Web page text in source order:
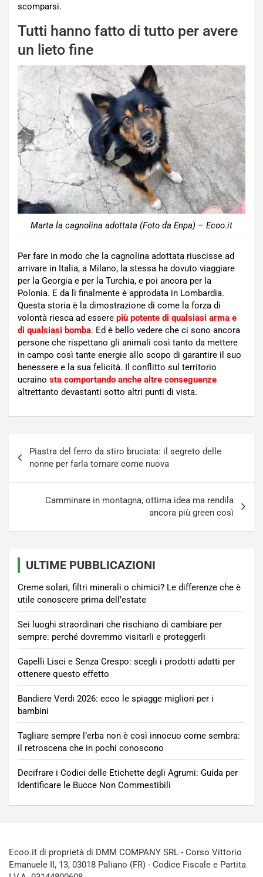
scomparsi.
Tutti hanno fatto di tutto per avere
un lieto fine
Marta la cagnolina adottata (Foto da Enpa) – Ecoo.it
Per fare in modo che la cagnolina adottata riuscisse ad
arrivare in Italia, a Milano, la stessa ha dovuto viaggiare
per la Georgia e per la Turchia, e poi ancora per la
Polonia. E da lì finalmente è approdata in Lombardia.
Questa storia è la dimostrazione di come la forza di
volontà riesca ad essere più potente di qualsiasi arma e
di qualsiasi bomba. Ed è bello vedere che ci sono ancora
persone che rispettano gli animali così tanto da mettere
in campo così tante energie allo scopo di garantire il suo
benessere e la sua felicità. Il conflitto sul territorio
ucraino sta comportando anche altre conseguenze
altrettanto devastanti sotto altri punti di vista.
articoli
Piastra del ferro da stiro bruciata: il segreto delle
nonne per farla tornare come nuova
Camminare in montagna, ottima idea ma rendila
ancora più green così
ULTIME PUBBLICAZIONI
Creme solari, filtri minerali o chimici? Le differenze che è
utile conoscere prima dell’estate
Sei luoghi straordinari che rischiano di cambiare per
sempre: perché dovremmo visitarli e proteggerli
Capelli Lisci e Senza Crespo: scegli i prodotti adatti per
ottenere questo effetto
Bandiere Verdi 2026: ecco le spiagge migliori per i
bambini
Tagliare sempre l’erba non è così innocuo come sembra:
il retroscena che in pochi conoscono
Decifrare i Codici delle Etichette degli Agrumi: Guida per
Identificare le Bucce Non Commestibili
Ecoo.it di proprietà di DMM COMPANY SRL - Corso Vittorio
Emanuele II, 13, 03018 Paliano (FR) - Codice Fiscale e Partita